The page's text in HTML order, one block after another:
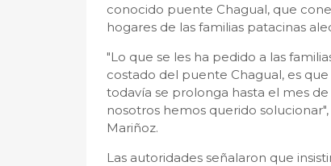
conocido puente Chagual, que
hogares de las familias patacinas
"Lo que se les ha pedido a las
costado del puente Chagual, es
todavía se prolonga hasta el mes
nosotros hemos querido
Mariñoz.
Las autoridades señalaron que